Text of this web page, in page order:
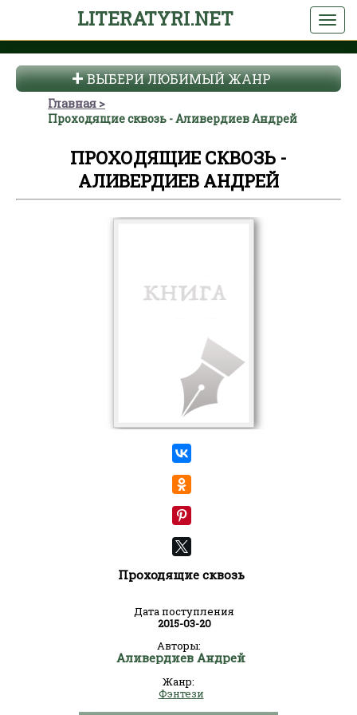
LITERATYRI.NET
ВЫБЕРИ ЛЮБИМЫЙ ЖАНР
Главная
Проходящие сквозь - Аливердиев Андрей
ПРОХОДЯЩИЕ СКВОЗЬ -
АЛИВЕРДИЕВ АНДРЕЙ
Проходящие сквозь
Дата поступления
2015-03-20
Авторы:
Аливердиев Андрей
Жанр:
Фэнтези